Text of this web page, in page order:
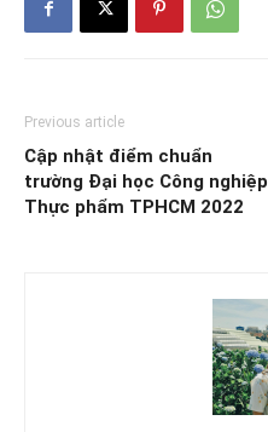
Previous article
Cập nhật điểm chuẩn
trường Đại học Công nghiệp
Thực phẩm TPHCM 2022